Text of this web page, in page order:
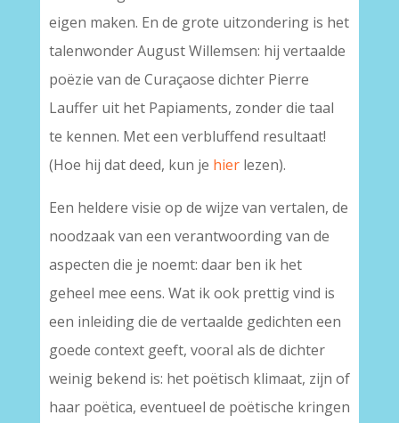
eigen maken. En de grote uitzondering is het
talenwonder August Willemsen: hij vertaalde
poëzie van de Curaçaose dichter Pierre
Lauffer uit het Papiaments, zonder die taal
te kennen. Met een verbluffend resultaat!
(Hoe hij dat deed, kun je hierlezen).
Een heldere visie op de wijze van vertalen, de
noodzaak van een verantwoording van de
aspecten die je noemt: daar ben ik het
geheel mee eens. Wat ik ook prettig vind is
een inleiding die de vertaalde gedichten een
goede context geeft, vooral als de dichter
weinig bekend is: het poëtisch klimaat, zijn of
haar poëtica, eventueel de poëtische kringen